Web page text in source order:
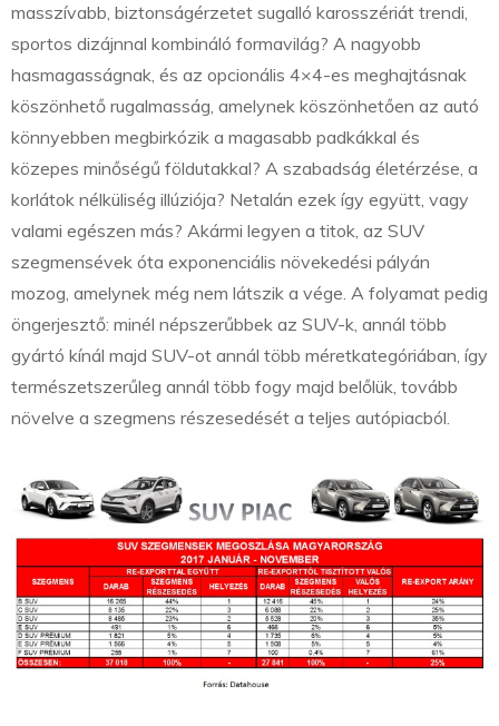
masszívabb, biztonságérzetet sugalló karosszériát trendi,
sportos dizájnnal kombináló formavilág? A nagyobb
hasmagasságnak, és az opcionális 4×4-es meghajtásnak
köszönhető rugalmasság, amelynek köszönhetően az autó
könnyebben megbirkózik a magasabb padkákkal és
közepes minőségű földutakkal? A szabadság életérzése, a
korlátok nélküliség illúziója? Netalán ezek így együtt, vagy
valami egészen más? Akármi legyen a titok, az SUV
szegmensévek óta exponenciális növekedési pályán
mozog, amelynek még nem látszik a vége. A folyamat pedig
öngerjesztő: minél népszerűbbek az SUV-k, annál több
gyártó kínál majd SUV-ot annál több méretkategóriában, így
természetszerűleg annál több fogy majd belőlük, tovább
növelve a szegmens részesedését a teljes autópiacból.